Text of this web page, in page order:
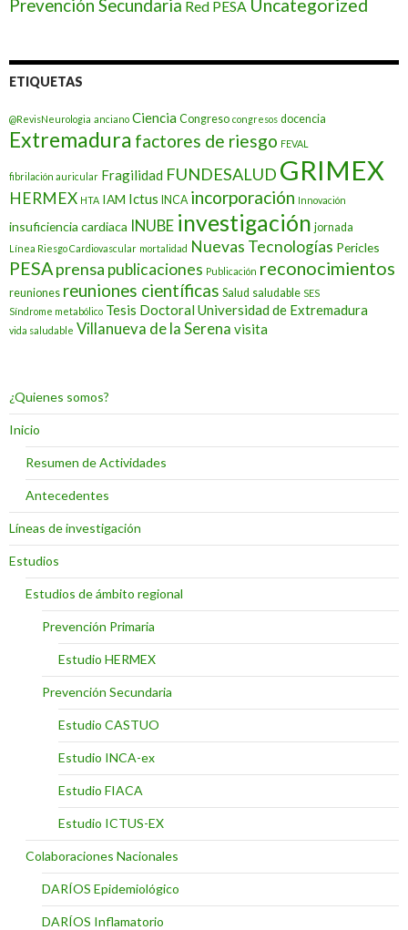
Prevención Secundaria Red PESA Uncategorized
ETIQUETAS
@RevisNeurologia anciano Ciencia Congreso congresos docencia
Extremadura factores de riesgo FEVAL
fibrilación auricular Fragilidad FUNDESALUD GRIMEX
HERMEX HTA IAM Ictus INCA incorporación Innovación
insuficiencia cardiaca INUBE investigación jornada
Línea Riesgo Cardiovascular mortalidad Nuevas Tecnologías Pericles
PESAprensa publicaciones Publicación reconocimientos
reuniones reuniones científicas Salud saludable SES
Síndrome metabólico Tesis Doctoral Universidad de Extremadura
vida saludable Villanueva de la Serena visita
¿Quienes somos?
Inicio
Resumen de Actividades
Antecedentes
Líneas de investigación
Estudios
Estudios de ámbito regional
Prevención Primaria
Estudio HERMEX
Prevención Secundaria
Estudio CASTUO
Estudio INCA-ex
Estudio FIACA
Estudio ICTUS-EX
Colaboraciones Nacionales
DARÍOS Epidemiológico
DARÍOS Inflamatorio